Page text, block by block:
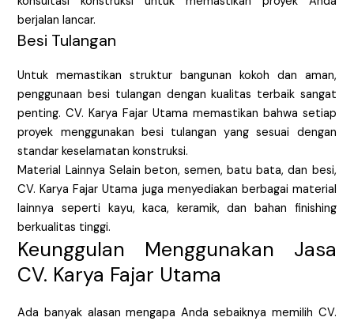
berjalan lancar.
Besi Tulangan
Untuk memastikan struktur bangunan kokoh dan aman,
penggunaan besi tulangan dengan kualitas terbaik sangat
penting. CV. Karya Fajar Utama memastikan bahwa setiap
proyek menggunakan besi tulangan yang sesuai dengan
standar keselamatan konstruksi.
Material Lainnya Selain beton, semen, batu bata, dan besi,
CV. Karya Fajar Utama juga menyediakan berbagai material
lainnya seperti kayu, kaca, keramik, dan bahan finishing
berkualitas tinggi.
Keunggulan Menggunakan Jasa
CV. Karya Fajar Utama
Ada banyak alasan mengapa Anda sebaiknya memilih CV.